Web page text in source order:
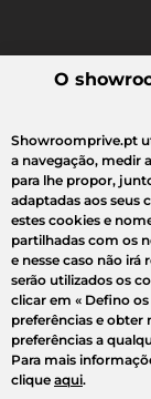
Pesquisar
Todas as vendas
O
Showroomprive.pt
a navegação, medir
para lhe propor,
adaptadas aos seus
estes cookies e
partilhadas com os
e nesse caso não
serão utilizados os
clicar em « Defino
preferências e obter
preferências a
Para mais
clique aqui.